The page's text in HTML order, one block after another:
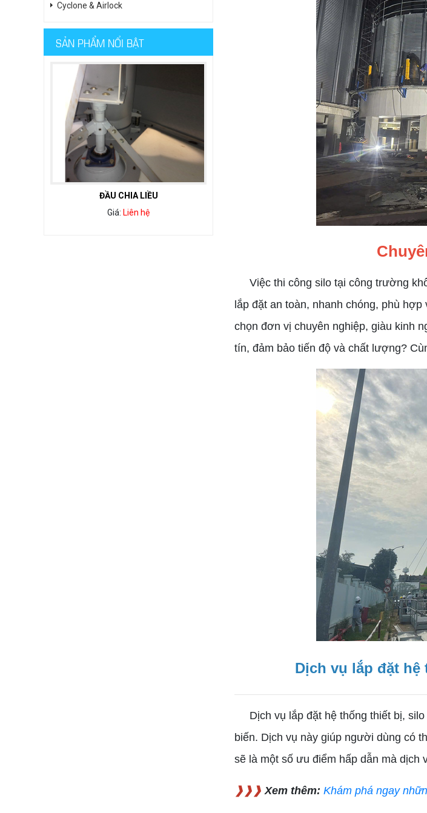
Cyclone & Airlock
SẢN PHẨM NỔI BẬT
ĐẦU CHIA LIỀU
Giá: Liên hệ
Việc thi công silo tại công trường
lắp đặt an toàn, nhanh chóng, phù
chọn đơn vị chuyên nghiệp, giàu kinh
tín, đảm bảo tiến độ và chất lượng?
Dịch vụ lắp đặt
Dịch vụ lắp đặt hệ thống thiết bị,
biến. Dịch vụ này giúp người dùng có
sẽ là một số ưu điểm hấp dẫn mà
❱❱❱ Xem thêm: Khám phá ngay